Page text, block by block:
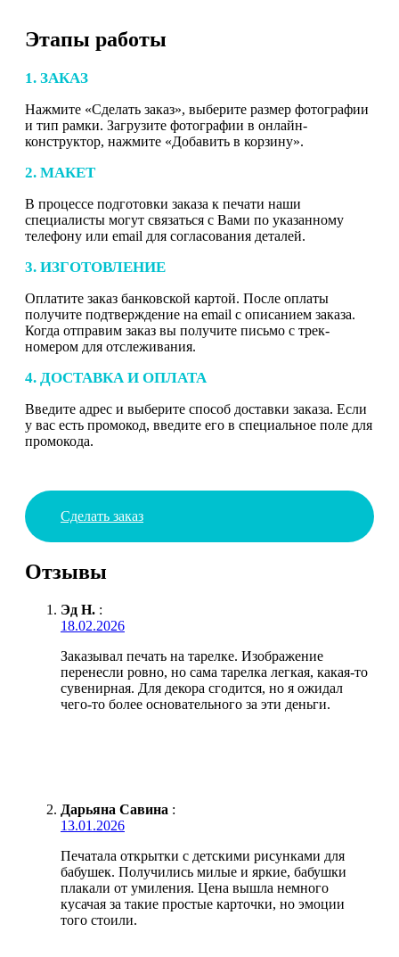
Этапы работы
1. ЗАКАЗ
Нажмите «Сделать заказ», выберите размер фотографии
и тип рамки. Загрузите фотографии в онлайн-
конструктор, нажмите «Добавить в корзину».
2. МАКЕТ
В процессе подготовки заказа к печати наши
специалисты могут связаться с Вами по указанному
телефону или email для согласования деталей.
3. ИЗГОТОВЛЕНИЕ
Оплатите заказ банковской картой. После оплаты
получите подтверждение на email с описанием заказа.
Когда отправим заказ вы получите письмо с трек-
номером для отслеживания.
4. ДОСТАВКА И ОПЛАТА
Введите адрес и выберите способ доставки заказа. Если
у вас есть промокод, введите его в специальное поле для
промокода.
Сделать заказ
Отзывы
Эд Н. :
18.02.2026
Заказывал печать на тарелке. Изображение
перенесли ровно, но сама тарелка легкая, какая-то
сувенирная. Для декора сгодится, но я ожидал
чего-то более основательного за эти деньги.
Дарьяна Савина :
13.01.2026
Печатала открытки с детскими рисунками для
бабушек. Получились милые и яркие, бабушки
плакали от умиления. Цена вышла немного
кусачая за такие простые карточки, но эмоции
того стоили.